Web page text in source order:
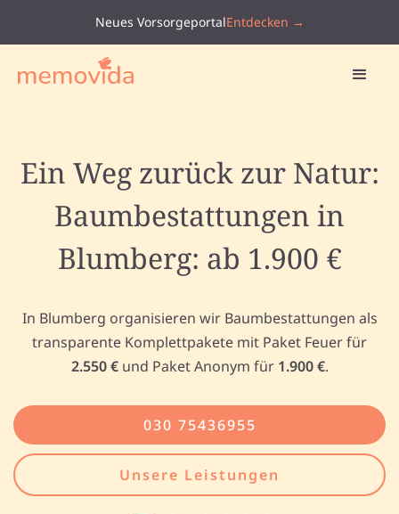
Neues VorsorgeportalEntdecken →
Ein Weg zurück zur Natur:
Baumbestattungen in
Blumberg: ab 1.900 €
In Blumberg organisieren wir Baumbestattungen als
transparente Komplettpakete mit Paket Feuer für
2.550 €und Paket Anonym für 1.900 €.
030 75436955
Unsere Leistungen